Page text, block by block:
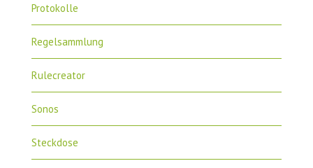
Protokolle
Regelsammlung
Rulecreator
Sonos
Steckdose